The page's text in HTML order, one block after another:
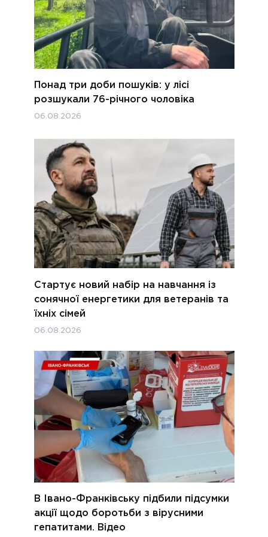
Понад три доби пошуків: у лісі
розшукали 76-річного чоловіка
06.08.2026
Стартує новий набір на навчання із
сонячної енергетики для ветеранів та
їхніх сімей
06.08.2026
В Івано-Франківську підбили підсумки
акції щодо боротьби з вірусними
гепатитами. Відео